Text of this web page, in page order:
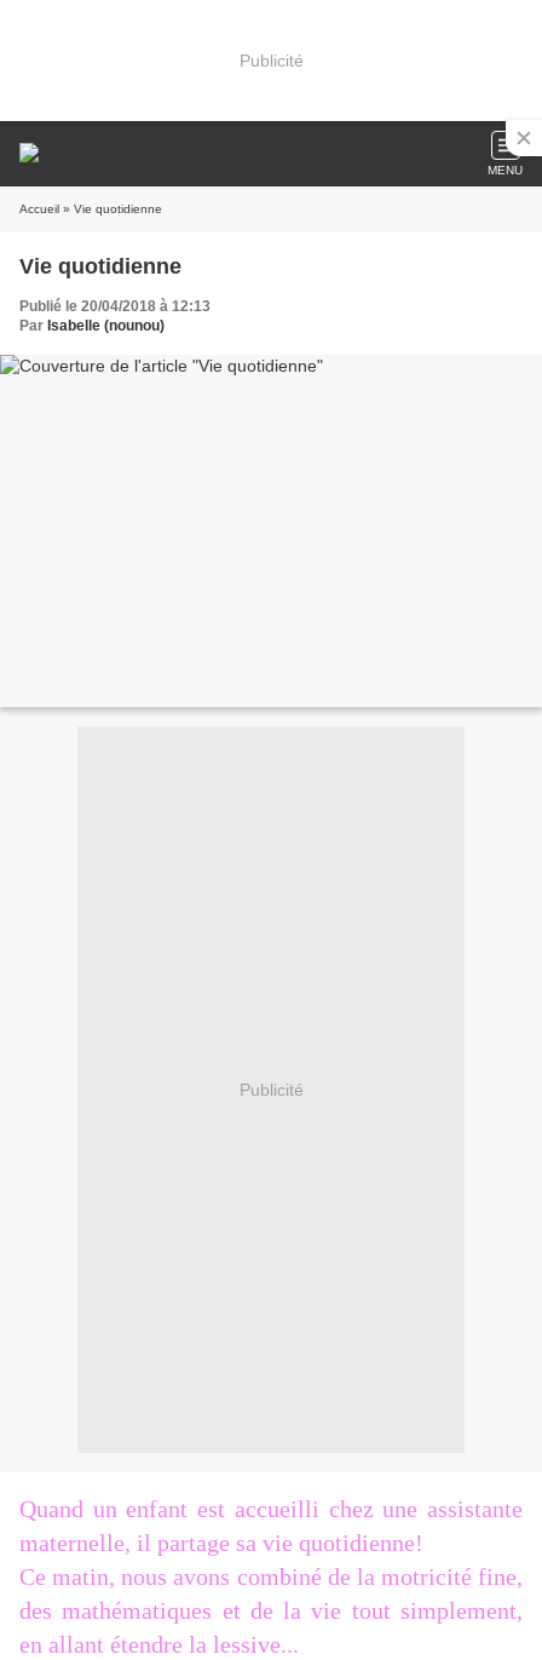
Publicité
MENU
Accueil » Vie quotidienne
Vie quotidienne
Publié le 20/04/2018 à 12:13
Par Isabelle (nounou)
Publicité
Quand un enfant est accueilli chez une assistante
maternelle, il partage sa vie quotidienne!
Ce matin, nous avons combiné de la motricité fine,
des mathématiques et de la vie tout simplement,
en allant étendre la lessive...